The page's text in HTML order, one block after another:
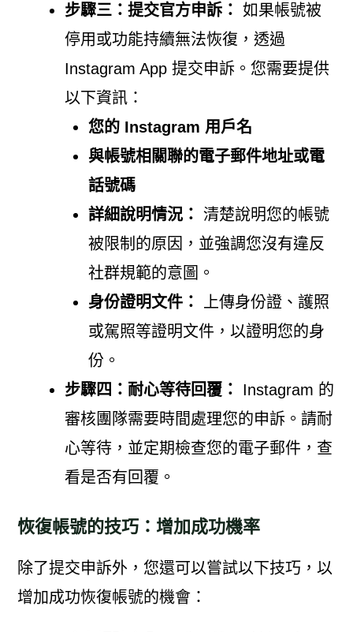
步驟三：提交官方申訴： 如果帳號被
停用或功能持續無法恢復，透過
Instagram App 提交申訴。您需要提供
以下資訊：
您的 Instagram 用戶名
與帳號相關聯的電子郵件地址或電
話號碼
詳細說明情況： 清楚說明您的帳號
被限制的原因，並強調您沒有違反
社群規範的意圖。
身份證明文件：
上傳身份證、護照
或駕照等證明文件，以證明您的身
份。
步驟四：耐心等待回覆：
Instagram 的
審核團隊需要時間處理您的申訴。請耐
心等待，並定期檢查您的電子郵件，查
看是否有回覆。
恢復帳號的技巧：增加成功機率
除了提交申訴外，您還可以嘗試以下技巧，以
增加成功恢復帳號的機會：